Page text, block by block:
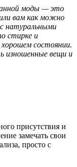
моды — это
вам как можно
натуральными
стирке и
состоянии.
изношенные вещи и
присутствия и
замечать свои
просто с